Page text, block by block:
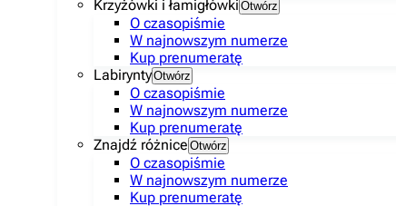
Krzyżówki i łamigłówki Otwórz
O czasopiśmie
W najnowszym numerze
Kup prenumeratę
LabiryntyOtwórz
O czasopiśmie
W najnowszym numerze
Kup prenumeratę
Znajdź różnice Otwórz
O czasopiśmie
W najnowszym numerze
Kup prenumeratę